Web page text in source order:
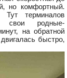
но комфортный.
Тут терминалов
свои родные-
на обратной
быстро,